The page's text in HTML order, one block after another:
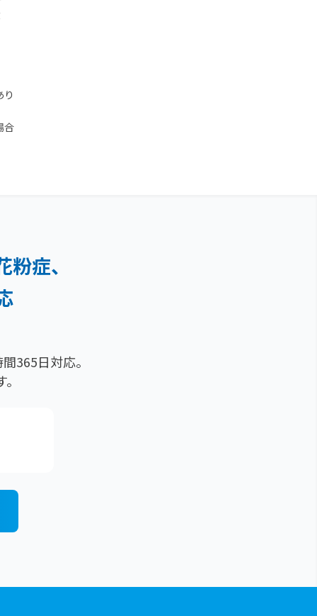
合
症、
365日対応。